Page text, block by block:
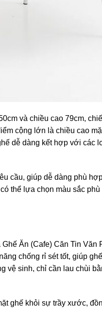
và chiều cao 79cm,
cộng lớn là chiều cao
dễ dàng kết hợp với các
cầu, giúp dễ dàng phù
thể lựa chọn màu sắc
Ăn (Cafe) Căn Tin
chống rỉ sét tốt, giúp
sinh, chỉ cần lau chùi
ghế khỏi sự trầy xước,